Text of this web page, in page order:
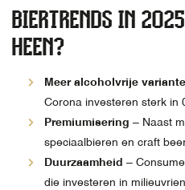
BIERTRENDS IN
HEEN?
Meer alcoholvrije
Corona investeren sterk in
Premiumisering – Naast
speciaalbieren en craft
Duurzaamheid –
die investeren in